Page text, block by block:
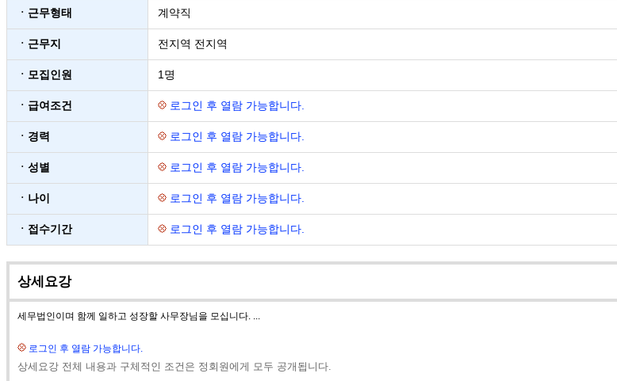
ㆍ근무형태 계약직
ㆍ근무지 전지역 전지역
ㆍ모집인원 1명
ㆍ급여조건 로그인 후 열람 가능합니다.
ㆍ경력 로그인 후 열람 가능합니다.
ㆍ성별 로그인 후 열람 가능합니다.
ㆍ나이 로그인 후 열람 가능합니다.
ㆍ접수기간 로그인 후 열람 가능합니다.
상세요강
세무법인이며 함께 일하고 성장할 사무장님을 모십니다. ...
로그인 후 열람 가능합니다.
상세요강 전체 내용과 구체적인 조건은 정회원에게 모두 공개됩니다.